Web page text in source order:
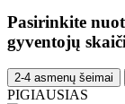
Pasirinkite
gyventojų
2-4 asmenų šeimai
PIGIAUSIAS